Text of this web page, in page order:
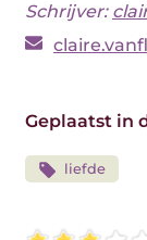
Schrijver:
Geplaatst in
liefde